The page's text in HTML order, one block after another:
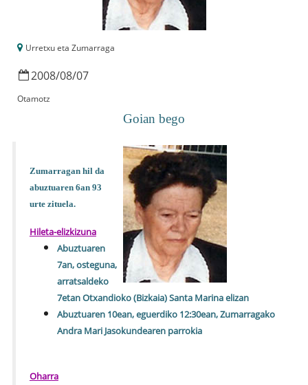
Urretxu eta Zumarraga
2008/08/07
Otamotz
Goian bego
Zumarragan hil da
abuztuaren 6an 93
urte zituela.
Hileta-elizkizuna
Abuztuaren
7an, osteguna,
arratsaldeko
7etan Otxandioko (Bizkaia) Santa Marina elizan
Abuztuaren 10ean, eguerdiko 12:30ean, Zumarragako
Andra Mari Jasokundearen parrokia
Oharra